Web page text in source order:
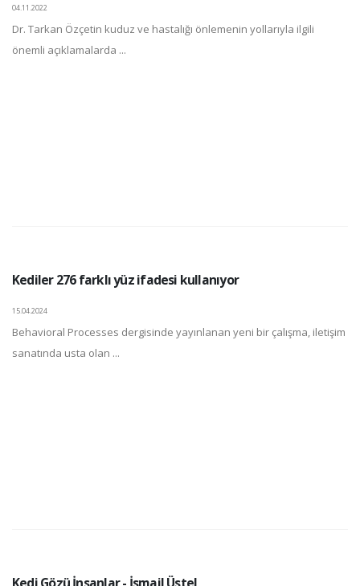
04.11.2022
Dr. Tarkan Özçetin kuduz ve hastalığı önlemenin yollarıyla ilgili
önemli açıklamalarda ...
Kediler 276 farklı yüz ifadesi kullanıyor
15.04.2024
Behavioral Processes dergisinde yayınlanan yeni bir çalışma, iletişim
sanatında usta olan ...